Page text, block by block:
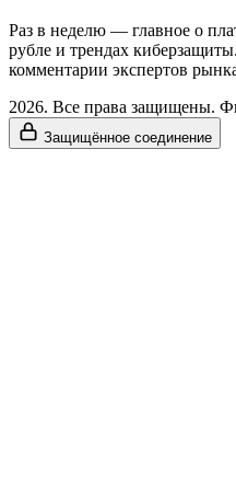
Раз в неделю — главное о
рубле и трендах
комментарии экспертов
2026. Все права защищены.
Защищённое соединение